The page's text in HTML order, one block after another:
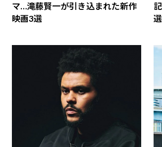
マ…滝藤賢一が引き込まれた新作
映画3選
選